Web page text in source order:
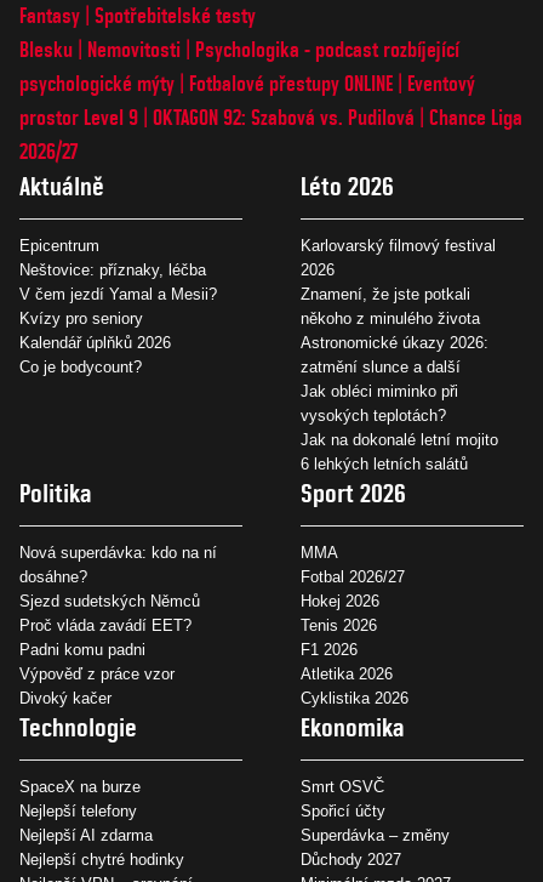
Fantasy Spotřebitelské testy
Blesku
Nemovitosti
Psychologika - podcast rozbíjející
psychologické mýty
Fotbalové přestupy ONLINE
Eventový
prostor Level 9 OKTAGON 92: Szabová vs. Pudilová
Chance Liga
2026/27
Aktuálně
Epicentrum
Neštovice: příznaky, léčba
V čem jezdí Yamal a Mesii?
Kvízy pro seniory
Kalendář úplňků 2026
Co je bodycount?
Léto 2026
Karlovarský filmový festival
2026
Znamení, že jste potkali
někoho z minulého života
Astronomické úkazy 2026:
zatmění slunce a další
Jak obléci miminko při
vysokých teplotách?
Jak na dokonalé letní mojito
6 lehkých letních salátů
Politika
Nová superdávka: kdo na ní
dosáhne?
Sjezd sudetských Němců
Proč vláda zavádí EET?
Padni komu padni
Výpověď z práce vzor
Divoký kačer
Sport 2026
MMA
Fotbal 2026/27
Hokej 2026
Tenis 2026
F1 2026
Atletika 2026
Cyklistika 2026
Technologie
SpaceX na burze
Nejlepší telefony
Nejlepší AI zdarma
Nejlepší chytré hodinky
Ekonomika
Smrt OSVČ
Spořicí účty
Superdávka – změny
Důchody 2027